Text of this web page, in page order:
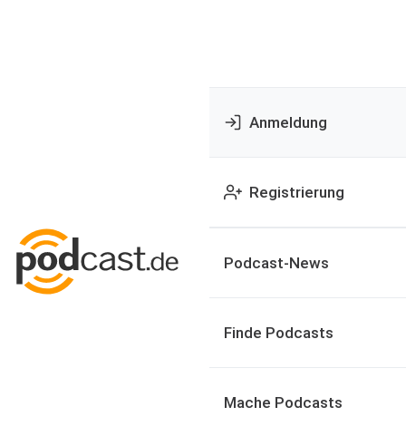
Anmeldung
Registrierung
Podcast-News
Finde Podcasts
Mache Podcasts